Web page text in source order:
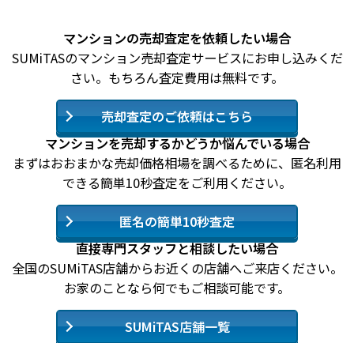
マンションの売却査定を依頼したい場合
SUMiTASのマンション売却査定サービスにお申し込みくだ
さい。もちろん査定費用は無料です。
売却査定のご依頼はこちら
マンションを売却するかどうか悩んでいる場合
まずはおおまかな売却価格相場を調べるために、匿名利用
できる簡単10秒査定をご利用ください。
匿名の簡単10秒査定
直接専門スタッフと相談したい場合
全国のSUMiTAS店舗からお近くの店舗へご来店ください。
お家のことなら何でもご相談可能です。
SUMiTAS店舗一覧